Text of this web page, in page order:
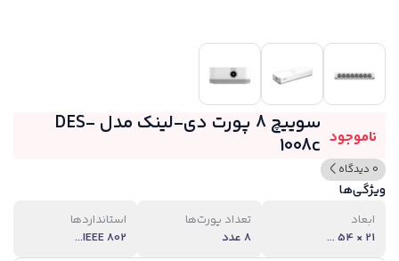
ناموجود
سوییچ 8 پورت دی-لینک مدل DES-
1008c
0 دیدگاه
ویژگی‌ها
ابعاد
21 × 54 ...
تعداد پورت‌ها
8 عدد
استانداردها
IEEE 802...